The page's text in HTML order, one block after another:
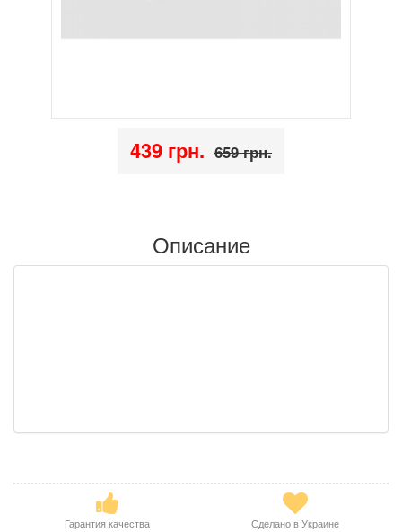
439 грн. 659 грн.
Описание
Гарантия качества Сделано в Украине